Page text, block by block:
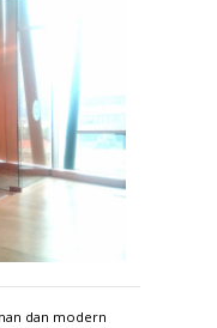
dan modern